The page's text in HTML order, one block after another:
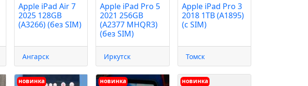
Apple iPad Air 7
2025 128GB
(A3266) (без SIM)
Ангарск
Apple iPad Pro 5
2021 256GB
(A2377 MHQR3)
(без SIM)
Иркутск
Apple iPad Pro 3
2018 1TB (A1895)
(c SIM)
Томск
новинка новинка новинка